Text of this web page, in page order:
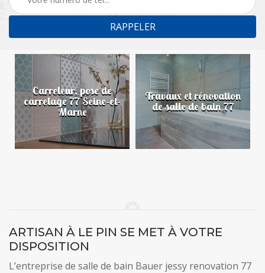
Carreleur, pose de
carrelage 77 Seine-et-
Marne
Travaux et rénovation
de salle de bain 77
ARTISAN À LE PIN SE MET À VOTRE
DISPOSITION
L’entreprise de salle de bain Bauer jessy renovation 77